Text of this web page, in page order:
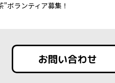
ボランティア募集！
お問い合わせ